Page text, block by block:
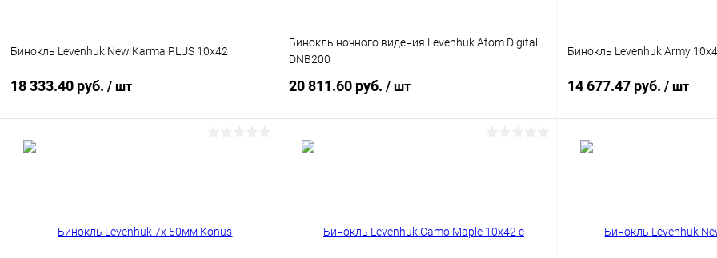
Бинокль Levenhuk New Karma PLUS 10x42
18 333.40 руб. / шт
Бинокль ночного видения Levenhuk Atom Digital
DNB200
20 811.60 руб. / шт
Бинокль Levenhuk Army
14 677.47 руб. / шт